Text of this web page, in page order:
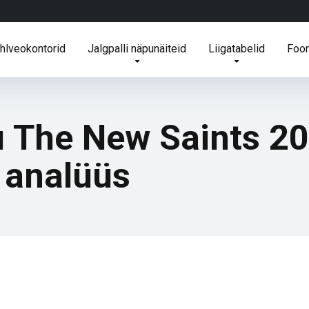
Jalgpalli näpunäiteid Liigatabelid
New Saints